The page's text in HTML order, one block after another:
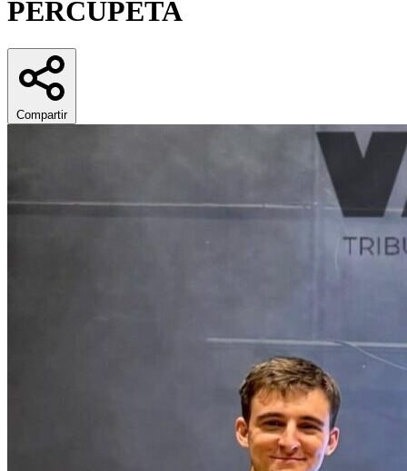
PERCUPETA
Compartir